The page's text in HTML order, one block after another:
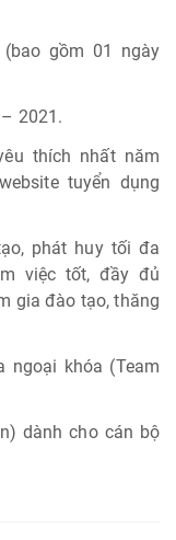
gồm 01 ngày
2021.
thích nhất năm
tuyển dụng
phát huy tối đa
việc tốt, đầy đủ
gia đào tạo, thăng
ngoại khóa (Team
dành cho cán bộ